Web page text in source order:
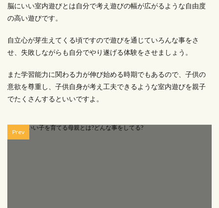
脳にいい室内遊びとは自分で考え遊びの幅が広がるような自由度
の高い遊びです。
自立心が芽生えてくる頃ですので遊びを通じていろんな事をさ
せ、失敗しながらも自分でやり遂げる体験をさせましょう。
また学習能力に関わる力が伸び始める時期でもあるので、子供の
意欲を尊重し、子供自身が考え工夫できるような室内遊びを親子
でたくさんするといいですよ。
Prev